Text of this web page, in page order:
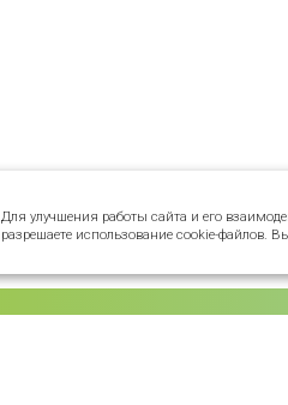
Для улучшения работы сайта и его
разрешаете использование cookie-файлов.